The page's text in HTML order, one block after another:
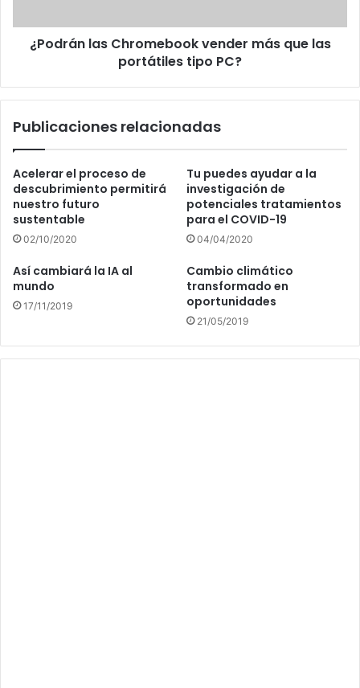
tipo
¿Podrán las Chromebook vender más que las
portátiles tipo PC?
Publicaciones relacionadas
Acelerar el proceso de
descubrimiento permitirá
nuestro futuro
sustentable
02/10/2020
Tu puedes ayudar a la
investigación de
potenciales tratamientos
para el COVID-19
04/04/2020
Así cambiará la IA al
mundo
17/11/2019
Cambio climático
transformado en
oportunidades
21/05/2019